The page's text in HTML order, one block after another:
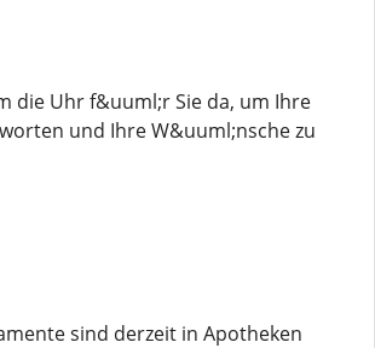
die Uhr f&uuml;r Sie da, um Ihre
und Ihre W&uuml;nsche zu
sind derzeit in Apotheken